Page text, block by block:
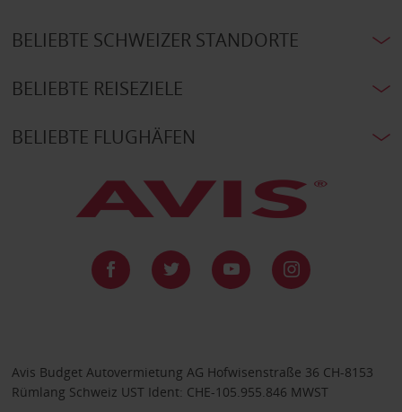
BELIEBTE SCHWEIZER STANDORTE
BELIEBTE REISEZIELE
BELIEBTE FLUGHÄFEN
Avis Budget Autovermietung AG Hofwisenstraße 36 CH-8153
Rümlang Schweiz UST Ident: CHE-105.955.846 MWST